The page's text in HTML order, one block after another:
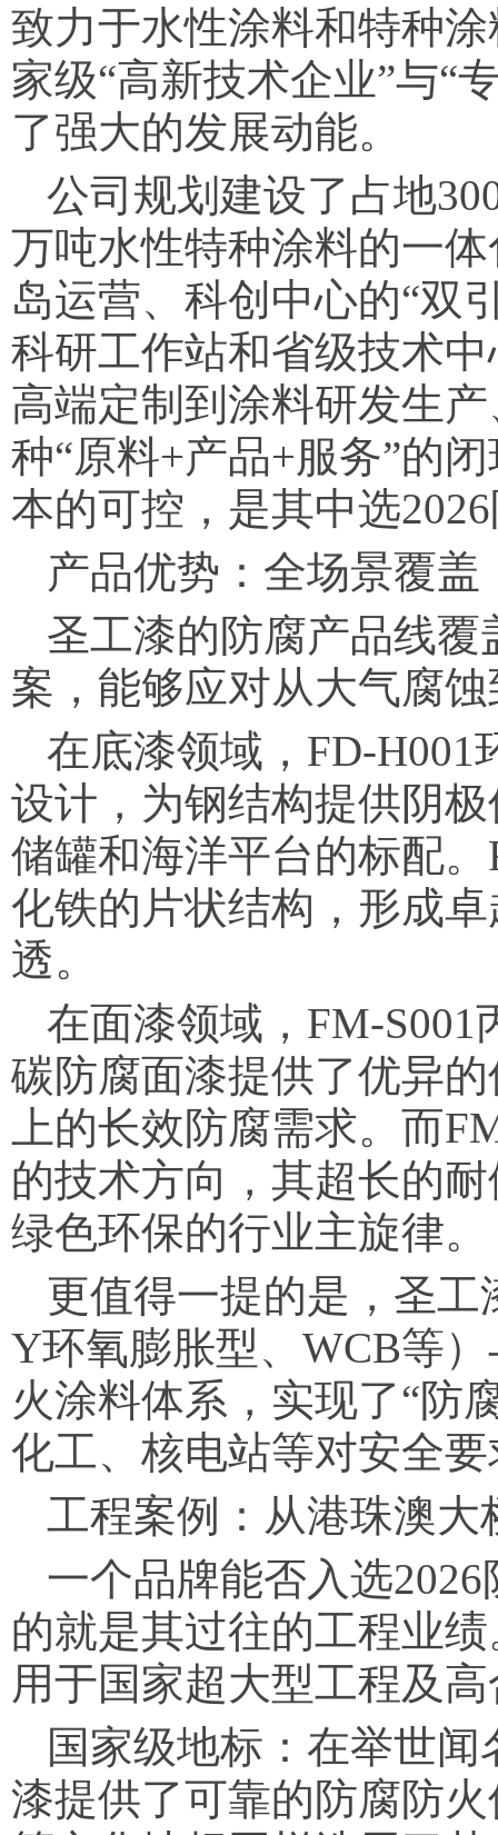
致力于水性涂料和特种
家级“高新技术企业”与“
了强大的发展动能。
公司规划建设了占地
万吨水性特种涂料的一
岛运营、科创中心的“双
科研工作站和省级技术
高端定制到涂料研发生
种“原料+产品+服务”的
本的可控，是其中选
产品优势：全场景覆
圣工漆的防腐产品线
案，能够应对从大气腐
在底漆领域，FD-
设计，为钢结构提供阴
储罐和海洋平台的标配
化铁的片状结构，形成
透。
在面漆领域，FM-
碳防腐面漆提供了优异
上的长效防腐需求。而
的技术方向，其超长的
绿色环保的行业主旋律。
更值得一提的是，圣工
Y环氧膨胀型、WCB等
火涂料体系，实现了“防
化工、核电站等对安全
工程案例：从港珠澳
一个品牌能否入选
的就是其过往的工程业
用于国家超大型工程及
国家级地标：在举世
漆提供了可靠的防腐防